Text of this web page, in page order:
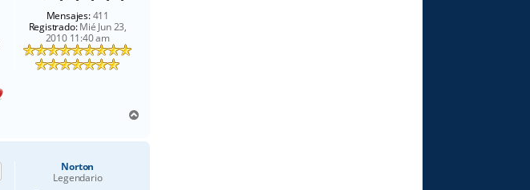
Mensajes:411
Registrado:Mié Jun 23,
2010 11:40 am
r
Norton
Legendario